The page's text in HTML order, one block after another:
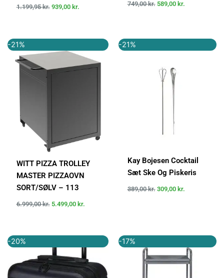
1.199,95kr. 939,00 kr. 749,00kr. 589,00 kr.
-21%
WITT PIZZA TROLLEY
MASTER PIZZAOVN
SORT/SØLV – 113
6.999,00kr.
oprindelige
var:
5.499,00 kr.
aktuelle
pris
er:
-21%
Kay Bojesen Cocktail
Sæt Ske Og Piskeris
389,00kr.
oprindelige
var:
389,00 kr..
309,00 kr.
aktuelle
-20%
oprindelige
pris
var:
499,00 kr..
aktuelle
pris
er:
399,00 kr..
-17%
oprindelige
pris
var:
1.199,95 kr..
aktuelle